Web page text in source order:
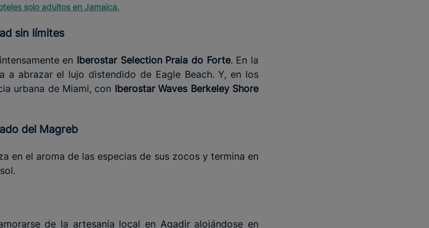
solo adultos en Jamaica.
sin límites
en Iberostar Selection Praia do Forte. En la
a abrazar el lujo distendido de Eagle Beach. Y, en los
urbana de Miami, con Iberostar Waves Berkeley Shore
del Magreb
en el aroma de las especias de sus zocos y termina en
de la artesanía local en Agadir alojándose en